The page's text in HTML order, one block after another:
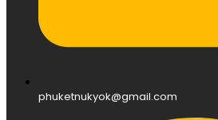
phuketnukyok@gmail.com